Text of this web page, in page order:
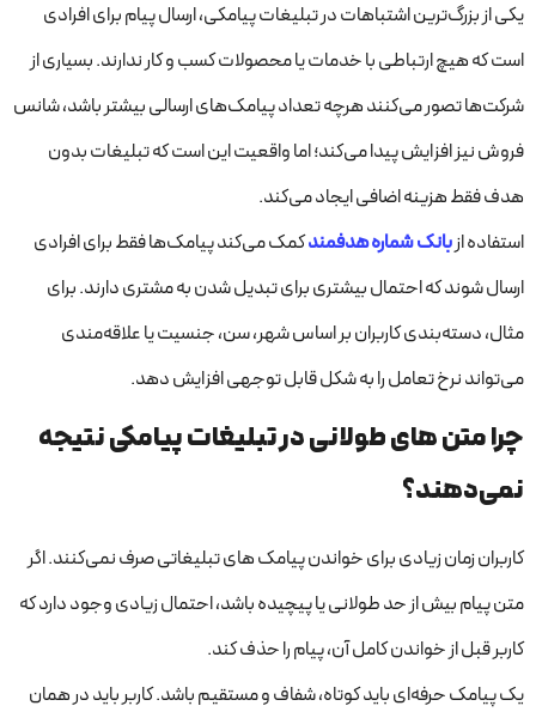
یکی از بزرگ‌ترین اشتباهات در تبلیغات پیامکی، ارسال پیام برای افرادی
است که هیچ ارتباطی با خدمات یا محصولات کسب و کار ندارند. بسیاری از
شرکت‌ها تصور می‌کنند هرچه تعداد پیامک‌های ارسالی بیشتر باشد، شانس
فروش نیز افزایش پیدا می‌کند؛ اما واقعیت این است که تبلیغات بدون
هدف فقط هزینه اضافی ایجاد می‌کند.
استفاده ازبانک شماره هدفمندکمک می‌کند پیامک‌ها فقط برای افرادی
ارسال شوند که احتمال بیشتری برای تبدیل شدن به مشتری دارند. برای
مثال، دسته‌بندی کاربران بر اساس شهر، سن، جنسیت یا علاقه‌مندی
می‌تواند نرخ تعامل را به شکل قابل توجهی افزایش دهد.
چرا متن های طولانی در تبلیغات پیامکی نتیجه
نمی‌دهند؟
کاربران زمان زیادی برای خواندن پیامک های تبلیغاتی صرف نمی‌کنند. اگر
متن پیام بیش از حد طولانی یا پیچیده باشد، احتمال زیادی وجود دارد که
کاربر قبل از خواندن کامل آن، پیام را حذف کند.
یک پیامک حرفه‌ای باید کوتاه، شفاف و مستقیم باشد. کاربر باید در همان